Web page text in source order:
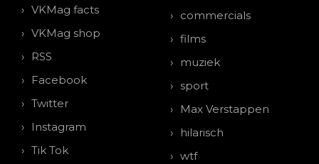
VKMag facts
VKMag shop
RSS
Facebook
Twitter
Instagram
Tik Tok
commercials
films
muziek
sport
Max Verstappen
hilarisch
wtf